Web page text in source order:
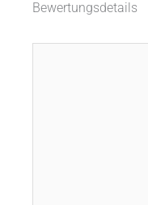
Bewertungsdetails